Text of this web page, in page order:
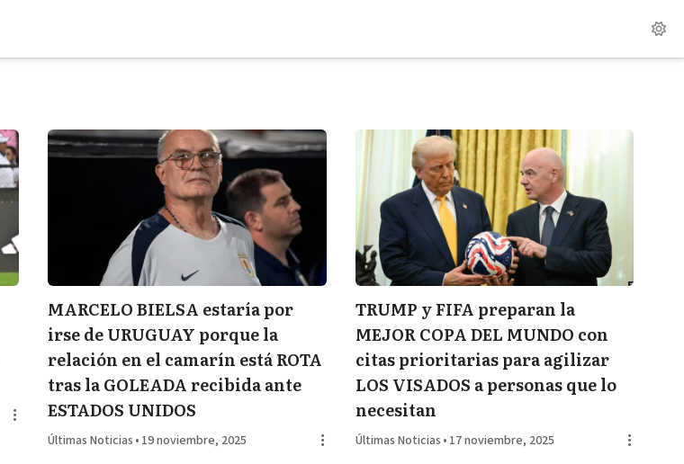
MARCELO BIELSA estaría por
irse de URUGUAY porque la
relación en el camarín está ROTA
tras la GOLEADA recibida ante
ESTADOS UNIDOS
Últimas Noticias • 19 noviembre, 2025
TRUMP y FIFA preparan la
MEJOR COPA DEL MUNDO con
citas prioritarias para agilizar
LOS VISADOS a personas que lo
necesitan
Últimas Noticias • 17 noviembre, 2025